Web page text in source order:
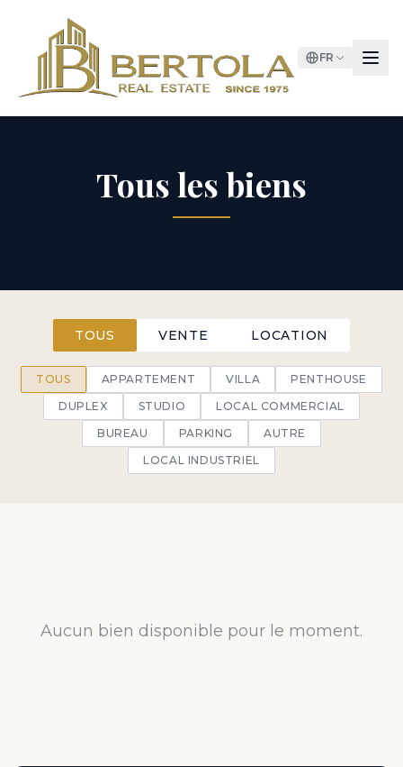
FR
Tous les biens
TOUS VENTE LOCATION
TOUS APPARTEMENT VILLA
PENTHOUSE
DUPLEX
STUDIO
LOCAL COMMERCIAL
BUREAU
PARKING
AUTRE
LOCAL INDUSTRIEL
Aucun bien disponible pour le moment.